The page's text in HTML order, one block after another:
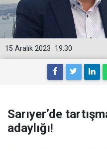
19:30
15 Aralık 2023
Sarıyer’de
adaylığı!